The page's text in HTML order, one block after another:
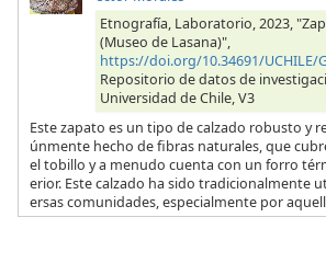
Etnografía, Laboratorio, 2023,
(Museo de Lasana)",
https://doi.org/10.34691/UCHILE/
Repositorio de datos de
Universidad de Chile, V3
Este zapato es un tipo de calzado robusto y
únmente hecho de fibras naturales, que
el tobillo y a menudo cuenta con un forro
erior. Este calzado ha sido tradicionalmente
ersas comunidades, especialmente por